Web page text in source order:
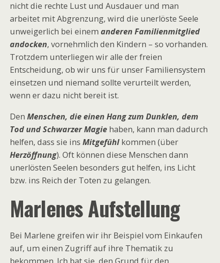
nicht die rechte Lust und Ausdauer und man
arbeitet mit Abgrenzung, wird die unerlöste Seele
unweigerlich bei einem anderen Familienmitglied
andocken, vornehmlich den Kindern – so vorhanden.
Trotzdem unterliegen wir alle der freien
Entscheidung, ob wir uns für unser Familiensystem
einsetzen und niemand sollte verurteilt werden,
wenn er dazu nicht bereit ist.
Den Menschen, die einen Hang zum Dunklen, dem
Tod und Schwarzer Magie haben, kann man dadurch
helfen, dass sie ins Mitgefühlkommen (über
Herzöffnung). Oft können diese Menschen dann
unerlösten Seelen besonders gut helfen, ins Licht
bzw. ins Reich der Toten zu gelangen.
Marlenes Aufstellung
Bei Marlene greifen wir ihr Beispiel vom Einkaufen
auf, um einen Zugriff auf ihre Thematik zu